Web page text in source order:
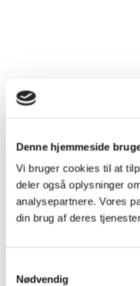
Denne hjemmeside
Vi bruger cookies til at
deler også oplysninger
analysepartnere. Vores
din brug af deres
Nødvendig